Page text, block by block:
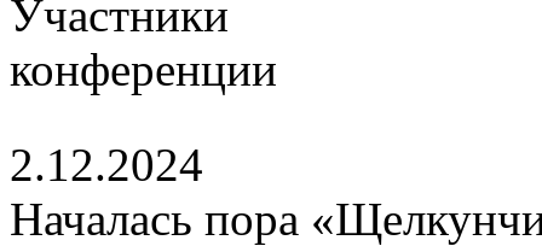
2.12.2024
Началась пора